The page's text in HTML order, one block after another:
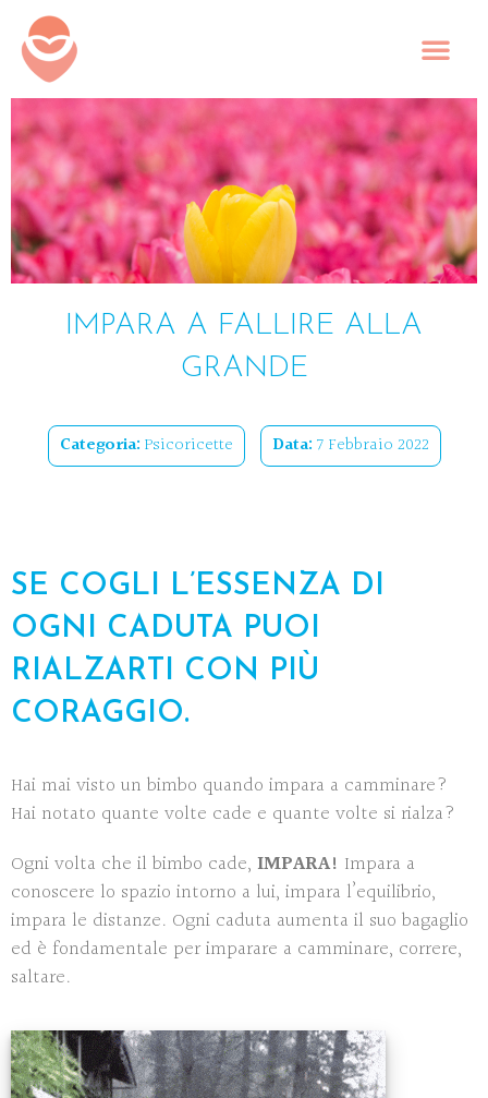
IMPARA A FALLIRE ALLA
GRANDE
Categoria: Psicoricette Data: 7 Febbraio 2022
SE COGLI L’ESSENZA DI
OGNI CADUTA PUOI
RIALZARTI CON PIÙ
CORAGGIO.
Hai mai visto un bimbo quando impara a camminare?
Hai notato quante volte cade e quante volte si rialza?
Ogni volta che il bimbo cade, IMPARA! Impara a
conoscere lo spazio intorno a lui, impara l’equilibrio,
impara le distanze. Ogni caduta aumenta il suo bagaglio
ed è fondamentale per imparare a camminare, correre,
saltare.